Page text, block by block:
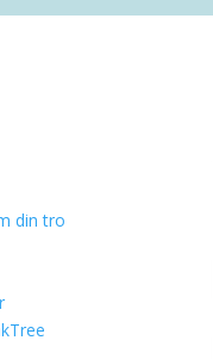
din tro